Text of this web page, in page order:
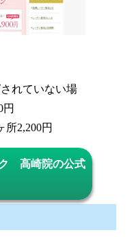
れていない場
所2,200円
高崎院の公式